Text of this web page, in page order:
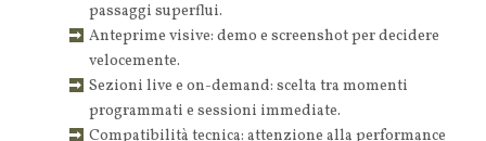
passaggi superflui.
Anteprime visive: demo e screenshot per decidere
velocemente.
Sezioni live e on-demand: scelta tra momenti
programmati e sessioni immediate.
Compatibilità tecnica: attenzione alla performance